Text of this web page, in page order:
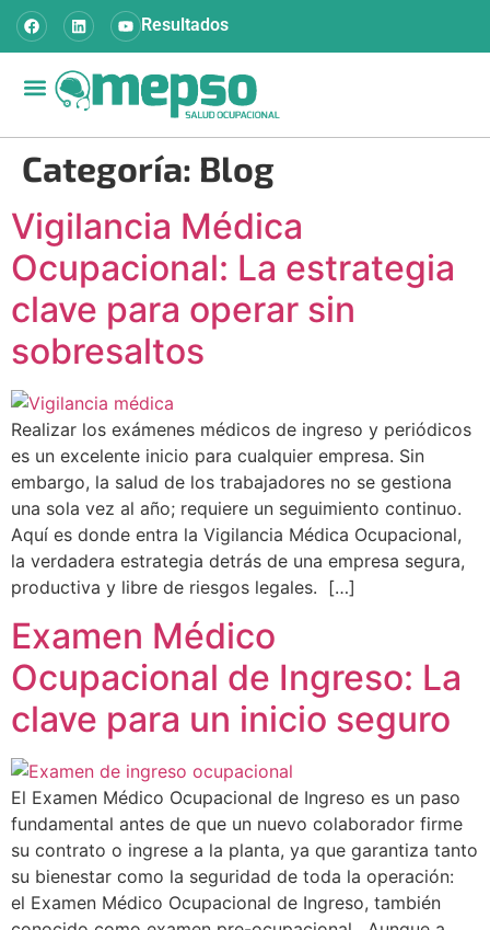
Resultados
Categoría: Blog
Vigilancia Médica
Ocupacional: La estrategia
clave para operar sin
sobresaltos
Realizar los exámenes médicos de ingreso y periódicos
es un excelente inicio para cualquier empresa. Sin
embargo, la salud de los trabajadores no se gestiona
una sola vez al año; requiere un seguimiento continuo.
Aquí es donde entra la Vigilancia Médica Ocupacional,
la verdadera estrategia detrás de una empresa segura,
productiva y libre de riesgos legales. […]
Examen Médico
Ocupacional de Ingreso: La
clave para un inicio seguro
El Examen Médico Ocupacional de Ingreso es un paso
fundamental antes de que un nuevo colaborador firme
su contrato o ingrese a la planta, ya que garantiza tanto
su bienestar como la seguridad de toda la operación:
el Examen Médico Ocupacional de Ingreso, también